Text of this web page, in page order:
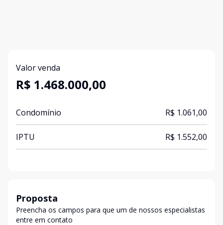
Valor venda
R$ 1.468.000,00
Condomínio R$ 1.061,00
IPTU R$ 1.552,00
Proposta
Preencha os campos para que um de nossos especialistas
entre em contato